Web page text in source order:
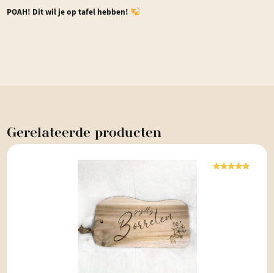
POAH! Dit wil je op tafel hebben!
Gerelateerde producten